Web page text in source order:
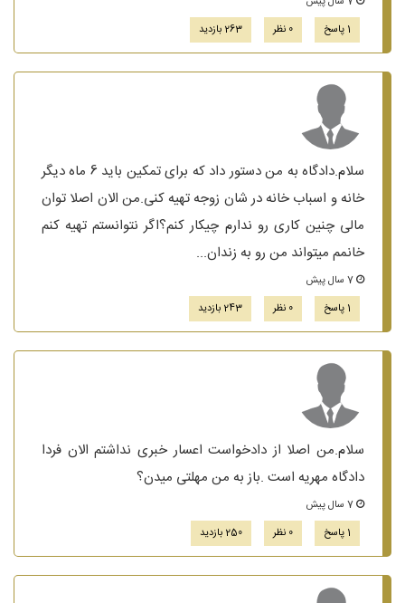
1 پاسخ
0 نظر 263 بازدید
سلام.دادگاه به من دستور داد که برای تمکین باید 6 ماه دیگر
خانه و اسباب خانه در شان زوجه تهیه کنی.من الان اصلا توان
مالی چنین کاری رو ندارم چیکار کنم؟اگر نتوانستم تهیه کنم
خانمم میتواند من رو به زندان...
1 پاسخ
0 نظر 243 بازدید
سلام.من اصلا از دادخواست اعسار خبری نداشتم الان فردا
دادگاه مهریه است .باز به من مهلتی میدن؟
1 پاسخ
0 نظر 250 بازدید